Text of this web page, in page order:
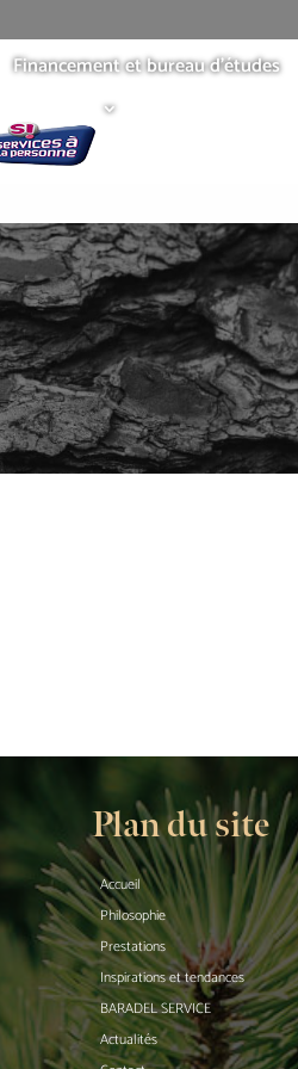
Financement et bureau d’études
Plan du site
Accueil
Philosophie
Prestations
Inspirations et tendances
BARADEL SERVICE
Actualités